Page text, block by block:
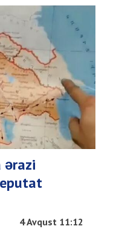
ərazi
4 Avqust 11:12